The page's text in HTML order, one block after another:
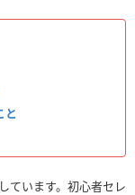
と
ています。初心者セレ